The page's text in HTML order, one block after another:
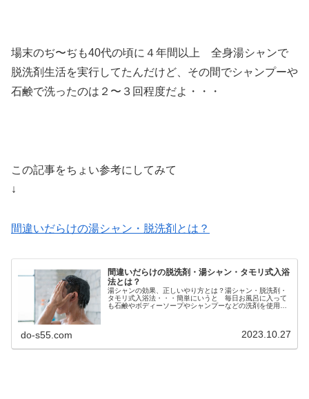
場末のぢ〜ぢも40代の頃に４年間以上 全身湯シャンで
脱洗剤生活を実行してたんだけど、その間でシャンプーや
石鹸で洗ったのは２〜３回程度だよ・・・
この記事をちょい参考にしてみて
↓
間違いだらけの湯シャン・脱洗剤とは？
間違いだらけの脱洗剤・湯シャン・タモリ式入浴
法とは？
湯シャンの効果、正しいやり方とは？湯シャン・脱洗剤・
タモリ式入浴法・・・簡単にいうと 毎日お風呂に入って
も石鹸やボディーソープやシャンプーなどの洗剤を使用し
do-s55.com 2023.10.27